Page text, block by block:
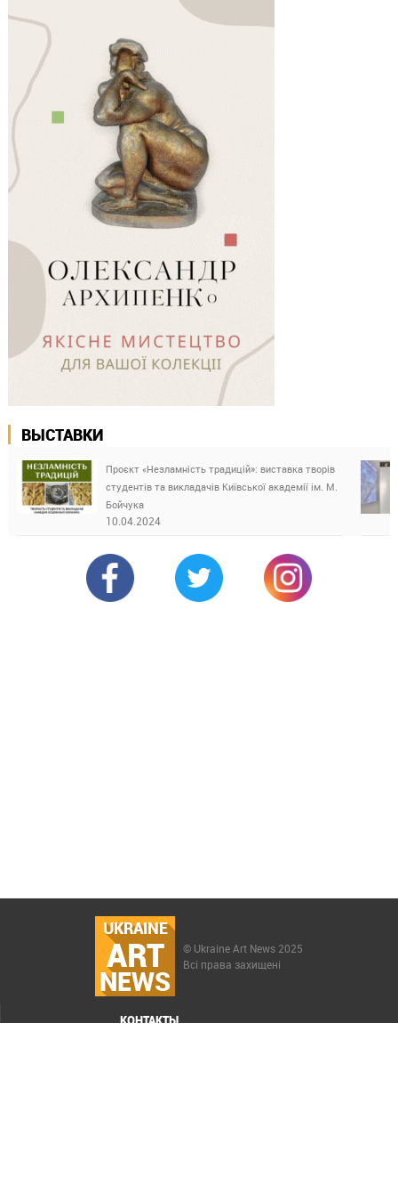
ВЫСТАВКИ
Проєкт «Незламність традицій»: виставка творів
студентів та викладачів Київської академії ім. М.
Бойчука
10.04.2024
UKRAINE
ART
NEWS
© Ukraine Art News 2025
Всі права захищені
КОНТАКТЫ